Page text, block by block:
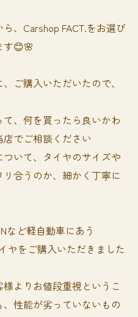
、Carshop FACT.をお選び
す😊🌸
ご購入いただいたので、
、何を買ったら良いかわ
でご相談ください
いて、タイヤのサイズや
合うのか、細かく丁寧に
など軽自動車にあう
ヤをご購入いただきました
よりお値段重視というこ
性能が劣っていないもの